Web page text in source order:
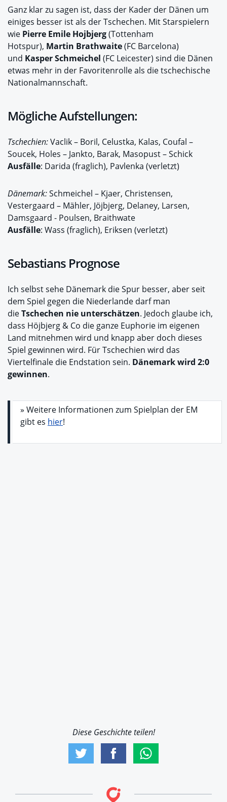
Ganz klar zu sagen ist, dass der Kader der Dänen um
einiges besser ist als der Tschechen. Mit Starspielern
wie Pierre Emile Hojbjerg(Tottenham
Hotspur), Martin Brathwaite(FC Barcelona)
und Kasper Schmeichel (FC Leicester) sind die Dänen
etwas mehr in der Favoritenrolle als die tschechische
Nationalmannschaft.
Mögliche Aufstellungen:
Tschechien:Vaclik – Boril, Celustka, Kalas, Coufal –
Soucek, Holes – Jankto, Barak, Masopust – Schick
Ausfälle: Darida (fraglich), Pavlenka (verletzt)
Dänemark:Schmeichel – Kjaer, Christensen,
Vestergaard – Mähler, Jöjbjerg, Delaney, Larsen,
Damsgaard - Poulsen, Braithwate
Ausfälle: Wass (fraglich), Eriksen (verletzt)
Sebastians Prognose
Ich selbst sehe Dänemark die Spur besser, aber seit
dem Spiel gegen die Niederlande darf man
dieTschechen nie unterschätzen. Jedoch glaube ich,
dass Höjbjerg & Co die ganze Euphorie im eigenen
Land mitnehmen wird und knapp aber doch dieses
Spiel gewinnen wird. Für Tschechien wird das
Viertelfinale die Endstation sein. Dänemark wird 2:0
gewinnen.
» Weitere Informationen zum Spielplan der EM
gibt es hier!
Diese Geschichte teilen!